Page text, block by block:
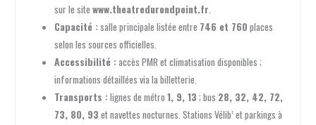
sur le site www.theatredurondpoint.fr.
Capacité :salle principale listée entre 746 et 760 places
selon les sources officielles.
Accessibilité :accès PMR et climatisation disponibles ;
informations détaillées via la billetterie.
Transports :lignes de métro 1, 9, 13 ; bus 28, 32, 42, 72,
73, 80, 93 et navettes nocturnes. Stations Vélib’ et parkings à